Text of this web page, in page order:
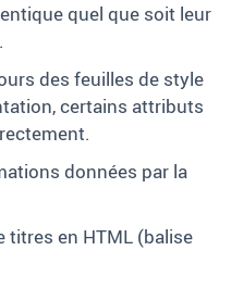
quel que soit leur
des feuilles de style
certains attributs
données par la
titres en HTML (balise